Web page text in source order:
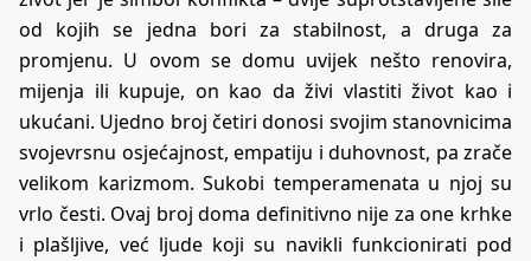
od kojih se jedna bori za stabilnost, a druga za
promjenu. U ovom se domu uvijek nešto renovira,
mijenja ili kupuje, on kao da živi vlastiti život kao i
ukućani. Ujedno broj četiri donosi svojim stanovnicima
svojevrsnu osjećajnost, empatiju i duhovnost, pa zrače
velikom karizmom. Sukobi temperamenata u njoj su
vrlo česti. Ovaj broj doma definitivno nije za one krhke
i plašljive, već ljude koji su navikli funkcionirati pod